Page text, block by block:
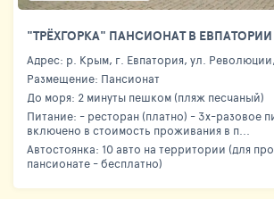
"ТРЁХГОРКА" ПАНСИОНАТ В ЕВПАТОРИИ
Адрес: р. Крым, г. Евпатория, ул.
Размещение: Пансионат
До моря: 2 минуты пешком (пляж песчаный)
Питание: - ресторан (платно) - 3х-разовое
включено в стоимость проживания в п...
Автостоянка: 10 авто на территории (для
пансионате - бесплатно)